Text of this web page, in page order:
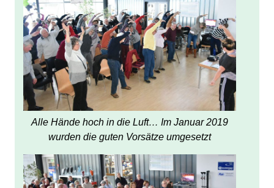
Alle Hände hoch in die Luft… Im Januar 2019
wurden die guten Vorsätze umgesetzt